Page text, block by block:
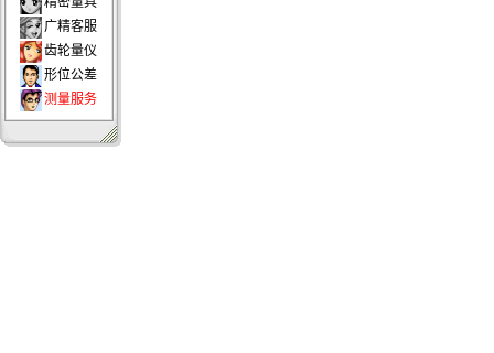
广精客服
齿轮量仪
形位公差
测量服务